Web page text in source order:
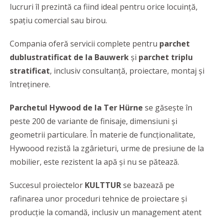
lucruri îl prezintă ca fiind ideal pentru orice locuință,
spațiu comercial sau birou.
Compania oferă servicii complete pentru parchet
dublustratificat de la Bauwerk și parchet triplu
stratificat, inclusiv consultanță, proiectare, montaj și
întreținere.
Parchetul Hywood de la Ter Hürne se găsește în
peste 200 de variante de finisaje, dimensiuni și
geometrii particulare. În materie de funcționalitate,
Hywoood rezistă la zgârieturi, urme de presiune de la
mobilier, este rezistent la apă și nu se pătează.
Succesul proiectelor KULTTURse bazează pe
rafinarea unor proceduri tehnice de proiectare și
producție la comandă, inclusiv un management atent